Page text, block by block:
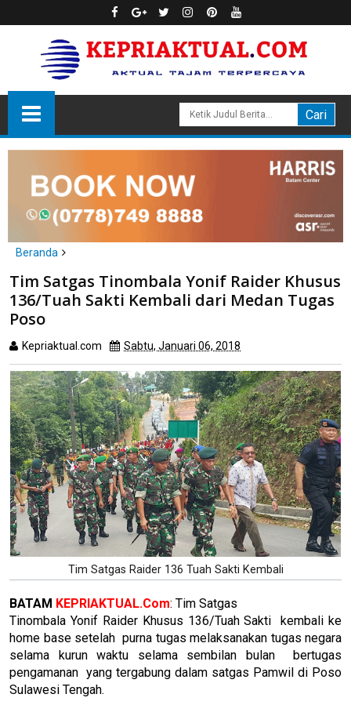
Beranda
Batam
Tim Satgas Tinombala Yonif Raider Khusus 136/Tuah Sakti
Kembali dari Medan Tugas Poso
Tim Satgas Tinombala Yonif Raider Khusus
136/Tuah Sakti Kembali dari Medan Tugas
Poso
Kepriaktual.com Sabtu, Januari 06, 2018
Tim Satgas Raider 136 Tuah Sakti Kembali
BATAM KEPRIAKTUAL.Com: Tim Satgas
Tinombala Yonif Raider Khusus 136/Tuah Sakti kembali ke
home base setelah purna tugas melaksanakan tugas negara
selama kurun waktu selama sembilan bulan bertugas
pengamanan yang tergabung dalam satgas Pamwil di Poso
Sulawesi Tengah.